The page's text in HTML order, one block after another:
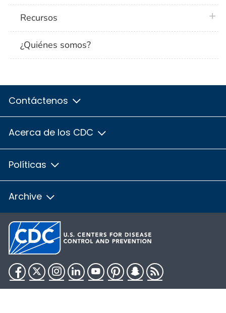
Recursos
¿Quiénes somos?
Contáctenos
Acerca de los CDC
Políticas
Archive